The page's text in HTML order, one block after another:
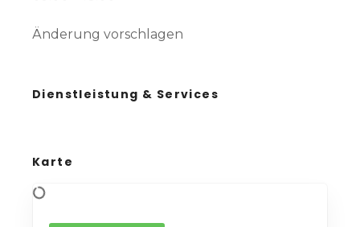
Änderung vorschlagen
Dienstleistung & Services
Karte